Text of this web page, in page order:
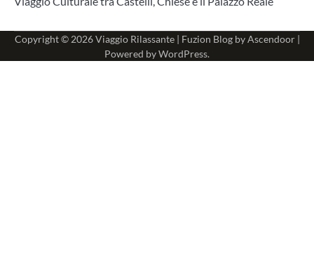
Copyright © 2026Viaggio Rilassante| Fuzion Blog byAscendoor|
Powered byWordPress.